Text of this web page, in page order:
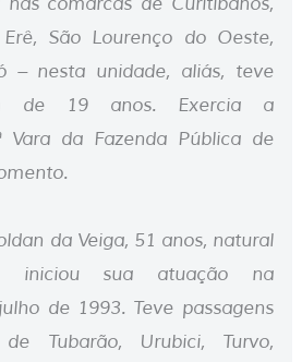
São Lourenço do Oeste,
– nesta unidade, aliás, teve
de 19 anos. Exercia a
Vara da Fazenda Pública de
da Veiga, 51 anos, natural
iniciou sua atuação na
de 1993. Teve passagens
Tubarão, Urubici, Turvo,